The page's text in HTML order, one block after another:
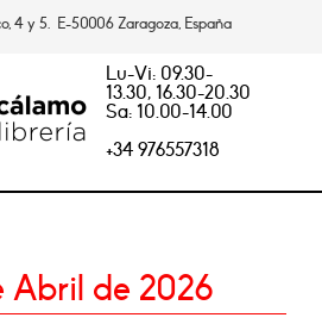
4 y 5. E-50006 Zaragoza, España
Lu-Vi: 09.30-
13.30, 16.30-20.30
Sa: 10.00-14.00
+34 976557318
Abril de 2026